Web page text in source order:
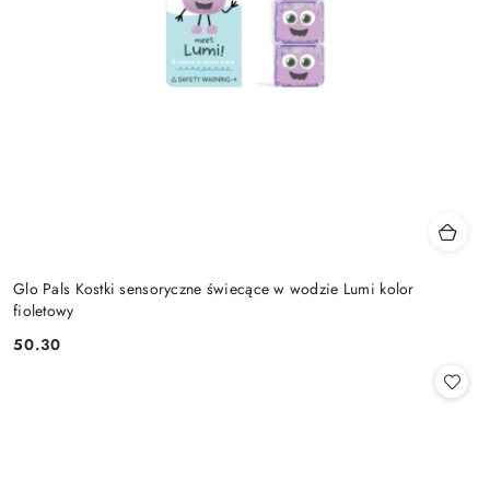
Glo Pals Kostki sensoryczne świecące w wodzie Lumi kolor
fioletowy
Cena:
50.30